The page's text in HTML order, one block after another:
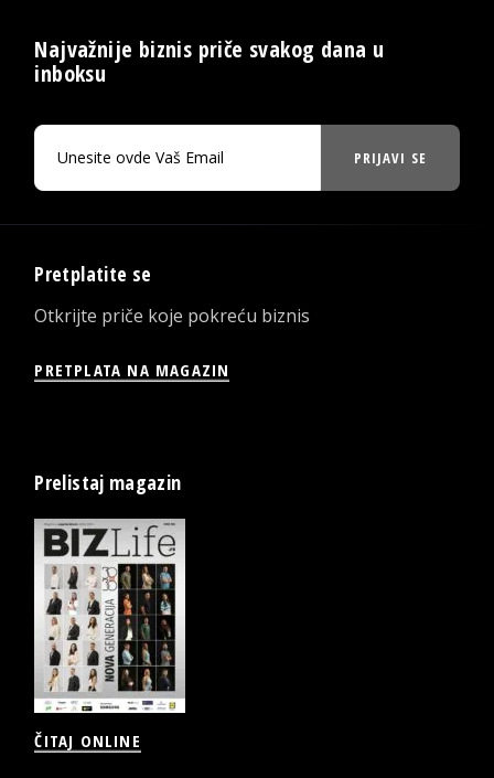
Najvažnije biznis priče svakog dana u
inboksu
PRIJAVI SE
Pretplatite se
Otkrijte priče koje pokreću biznis
PRETPLATA NA MAGAZIN
Prelistaj magazin
ČITAJ ONLINE